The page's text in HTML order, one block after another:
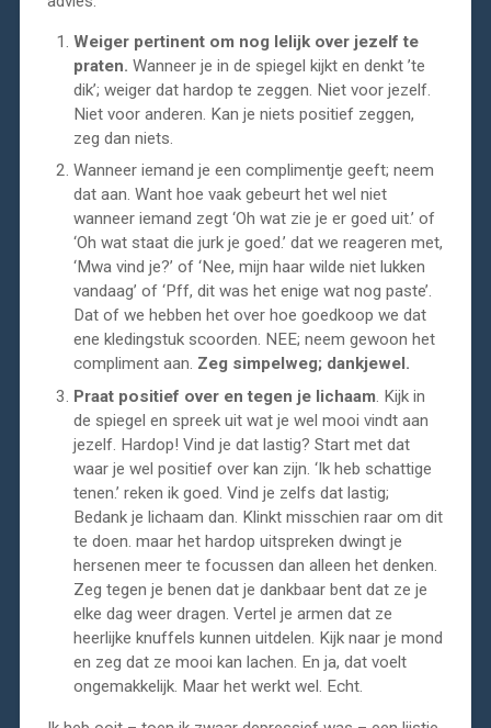
Weiger pertinent om nog lelijk over jezelf te
praten. Wanneer je in de spiegel kijkt en denkt ’te
dik’; weiger dat hardop te zeggen. Niet voor jezelf.
Niet voor anderen. Kan je niets positief zeggen,
zeg dan niets.
Wanneer iemand je een complimentje geeft; neem
dat aan. Want hoe vaak gebeurt het wel niet
wanneer iemand zegt ‘Oh wat zie je er goed uit.’ of
‘Oh wat staat die jurk je goed.’ dat we reageren met,
‘Mwa vind je?’ of ‘Nee, mijn haar wilde niet lukken
vandaag’ of ‘Pff, dit was het enige wat nog paste’.
Dat of we hebben het over hoe goedkoop we dat
ene kledingstuk scoorden. NEE; neem gewoon het
compliment aan. Zeg simpelweg; dankjewel.
Praat positief over en tegen je lichaam. Kijk in
de spiegel en spreek uit wat je wel mooi vindt aan
jezelf. Hardop! Vind je dat lastig? Start met dat
waar je wel positief over kan zijn. ‘Ik heb schattige
tenen.’ reken ik goed. Vind je zelfs dat lastig;
Bedank je lichaam dan. Klinkt misschien raar om dit
te doen. maar het hardop uitspreken dwingt je
hersenen meer te focussen dan alleen het denken.
Zeg tegen je benen dat je dankbaar bent dat ze je
elke dag weer dragen. Vertel je armen dat ze
heerlijke knuffels kunnen uitdelen. Kijk naar je mond
en zeg dat ze mooi kan lachen. En ja, dat voelt
ongemakkelijk. Maar het werkt wel. Echt.